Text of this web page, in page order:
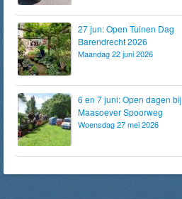
27 jun: Open Tuinen Dag
Barendrecht 2026
Maandag 22 juni 2026
6 en 7 juni: Open dagen bij
Maasoever Spoorweg
Woensdag 27 mei 2026